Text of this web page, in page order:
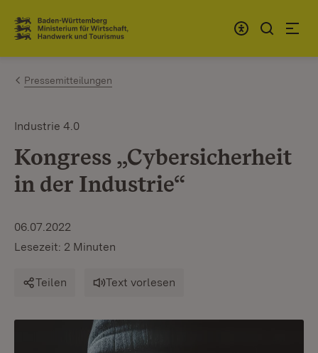
Zum Inhalt springen
Link zur Startseite
Pressemitteilungen
Industrie 4.0
Kongress „Cybersicherheit
in der Industrie“
06.07.2022
Lesezeit: 2 Minuten
Teilen Text vorlesen